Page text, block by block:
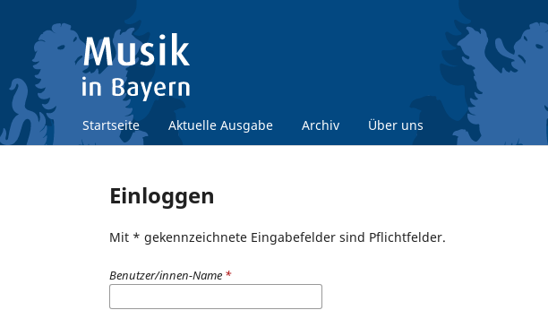
Startseite Aktuelle Ausgabe Archiv Über uns
Einloggen
Mit * gekennzeichnete Eingabefelder sind Pflichtfelder.
Benutzer/innen-Name *